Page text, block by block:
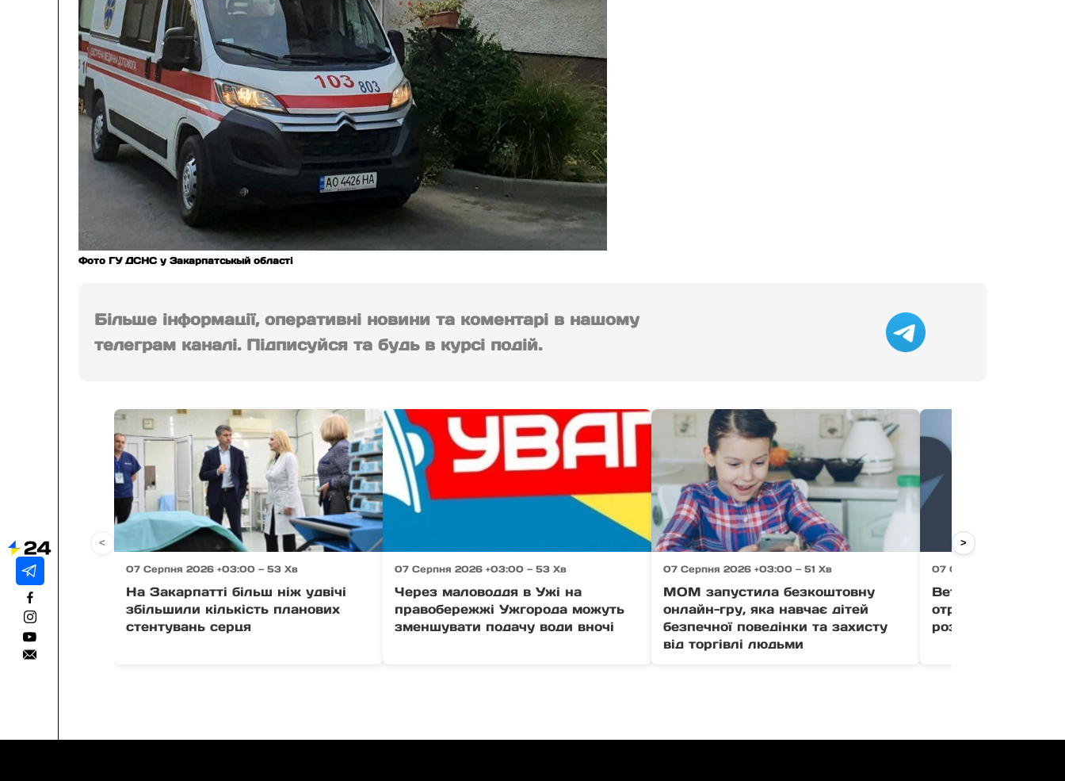
Фото ГУ ДСНС у Закарпатськый областi
Більше інформації, оперативні новини та коментарі в нашому
телеграм каналі. Підписуйся та будь в курсі подій.
07 Серпня 2026 +03:00 — 53 Хв
На Закарпатті більш ніж удвічі
збільшили кількість планових
стентувань серця
07 Серпня 2026 +03:00 — 53 Хв
Через маловоддя в Ужі на
правобережжі Ужгорода можуть
зменшувати подачу води вночі
07 Серпня 2026 +03:00 — 51 Хв
МОМ запустила безкоштовну
онлайн-гру, яка навчає дітей
безпечної поведінки та захисту
від торгівлі людьми
07 Серпня 2026 +03:00
Ветерани
отримати до 1 млн
розвиток бізнесу
< >